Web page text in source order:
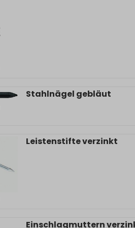
Stahlnägel gebläut
Leistenstifte verzinkt
Einschlagmuttern